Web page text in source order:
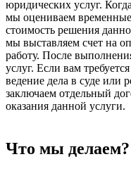
юридических услуг.
мы оцениваем
стоимость решения
мы выставляем счет на
работу. После
услуг. Если вам
ведение дела в суде или
заключаем отдельный
оказания данной услуги.
Что мы делаем?